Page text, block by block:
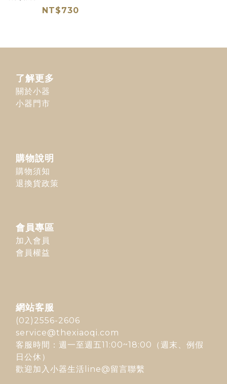
NT$730
了解更多
關於小器
小器門市
購物說明
購物須知
退換貨政策
會員專區
加入會員
會員權益
網站客服
(02)2556-2606
service@thexiaoqi.com
客服時間：週一至週五11:00~18:00（週末、例假
日公休）
歡迎加入 小器生活line@留言聯繫